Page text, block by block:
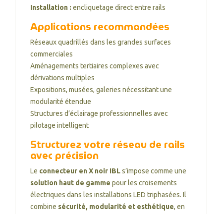
Installation : encliquetage direct entre rails
Applications recommandées
Réseaux quadrillés dans les grandes surfaces
commerciales
Aménagements tertiaires complexes avec
dérivations multiples
Expositions, musées, galeries nécessitant une
modularité étendue
Structures d’éclairage professionnelles avec
pilotage intelligent
Structurez votre réseau de rails
avec précision
Le connecteur en X noir IBLs’impose comme une
solution haut de gamme pour les croisements
électriques dans les installations LED triphasées. Il
combine sécurité, modularité et esthétique, en